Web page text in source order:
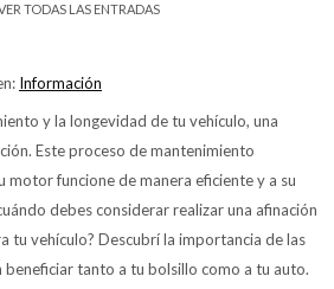
TODAS LAS ENTRADAS
Información
y la longevidad de tu vehículo, una
Este proceso de mantenimiento
funcione de manera eficiente y a su
debes considerar realizar una afinación
tu vehículo? Descubrí la importancia de las
beneficiar tanto a tu bolsillo como a tu auto.